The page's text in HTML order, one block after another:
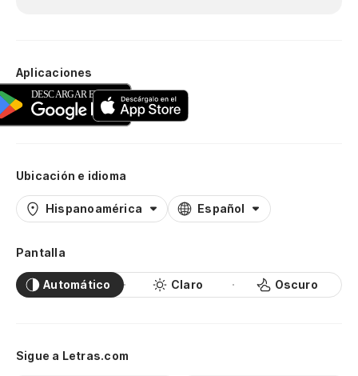
Aplicaciones
Ubicación e idioma
Hispanoamérica Español
Pantalla
Automático Claro Oscuro
Sigue a Letras.com